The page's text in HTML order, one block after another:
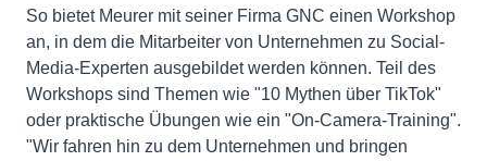
So bietet Meurer mit seiner Firma GNC einen Workshop
an, in dem die Mitarbeiter von Unternehmen zu Social-
Media-Experten ausgebildet werden können. Teil des
Workshops sind Themen wie "10 Mythen über TikTok"
oder praktische Übungen wie ein "On-Camera-Training".
"Wir fahren hin zu dem Unternehmen und bringen